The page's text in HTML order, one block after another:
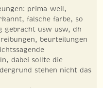
prima-weil,
falsche farbe, so
gebracht usw usw, dh
beurteilungen
dabei sollte die
stehen nicht das